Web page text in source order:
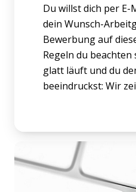
Du willst dich per
dein Wunsch-
Bewerbung auf
Regeln du
glatt läuft und du
beeindruckst: Wir